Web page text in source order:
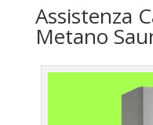
Assistenza
Metano